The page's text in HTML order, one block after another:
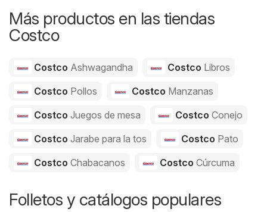
Más productos en las tiendas
Costco
Costco Ashwagandha Costco Libros
Costco Pollos Costco Manzanas
Costco Juegos de mesa Costco Conejo
Costco Jarabe para la tos Costco Pato
Costco Chabacanos Costco Cúrcuma
Folletos y catálogos populares